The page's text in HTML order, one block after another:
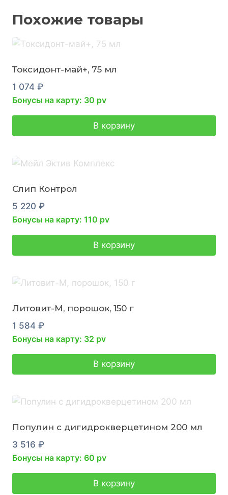
Похожие товары
Токсидонт-май+, 75 мл
1 074 ₽
Бонусы на карту: 30 pv
В корзину
Слип Контрол
5 220 ₽
Бонусы на карту: 110 pv
В корзину
Литовит-М, порошок, 150 г
1 584 ₽
Бонусы на карту: 32 pv
В корзину
Популин с дигидрокверцетином 200 мл
3 516 ₽
Бонусы на карту: 60 pv
В корзину